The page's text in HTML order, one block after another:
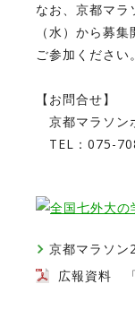
なお、京都マ
（水）から募
ご参加ください。
【お問合せ】
京都マラソン
TEL：075-
京都マラソン
広報資料